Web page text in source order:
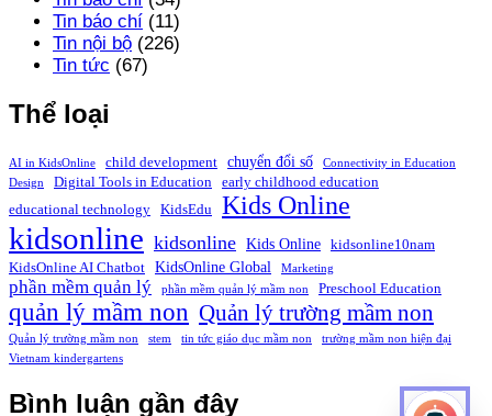
Tin báo chí (11)
Tin nội bộ (226)
Tin tức (67)
Thể loại
AI in KidsOnline child development chuyển đổi số
Connectivity in Education
Design
Digital Tools in Education
early childhood education
educational technology
KidsEdu Kids Online
kidsonline kidsonline Kids Online
kidsonline10nam
KidsOnline AI Chatbot
KidsOnline Global Marketing
phần mềm quản lý phần mềm quản lý mầm non Preschool Education
quản lý mầm non Quản lý trường mầm non
Quản lý trường mầm non stem tin tức giáo dục mầm non
trường mầm non hiện đại
Vietnam kindergartens
Bình luận gần đây